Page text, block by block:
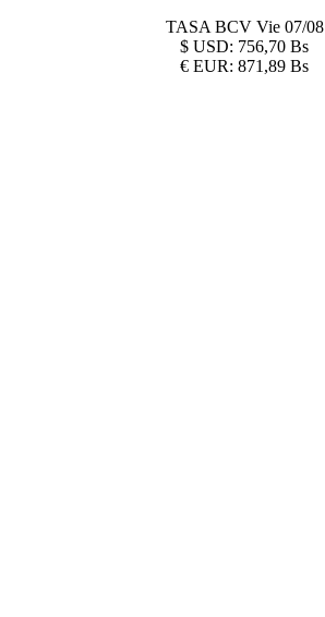
TASA BCV Vie 07/08
$ USD: 756,70 Bs
€ EUR: 871,89 Bs